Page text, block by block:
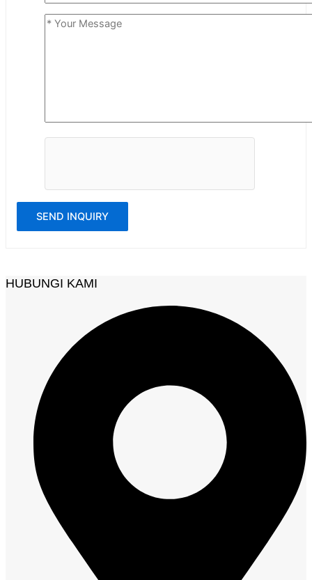
HUBUNGI KAMI